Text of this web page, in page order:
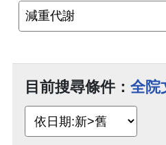
目前搜尋條件： 全院